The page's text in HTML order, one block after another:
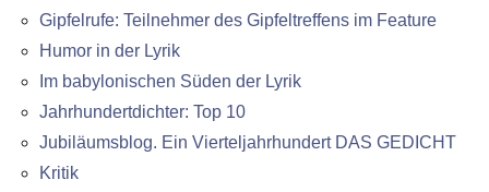
Gipfelrufe: Teilnehmer des Gipfeltreffens im Feature
Humor in der Lyrik
Im babylonischen Süden der Lyrik
Jahrhundertdichter: Top 10
Jubiläumsblog. Ein Vierteljahrhundert DAS GEDICHT
Kritik